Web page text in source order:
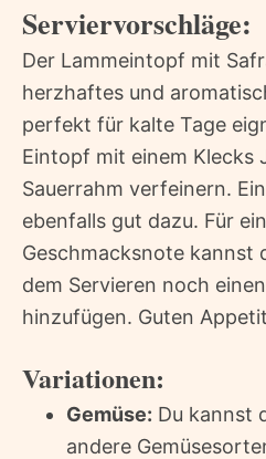
Serviervorschläge:
Der Lammeintopf mit
herzhaftes und
perfekt für kalte Tage
Eintopf mit einem Klecks
Sauerrahm verfeinern.
ebenfalls gut dazu. Für
Geschmacksnote kannst
dem Servieren noch
hinzufügen. Guten
Variationen:
Gemüse: Du kannst
andere